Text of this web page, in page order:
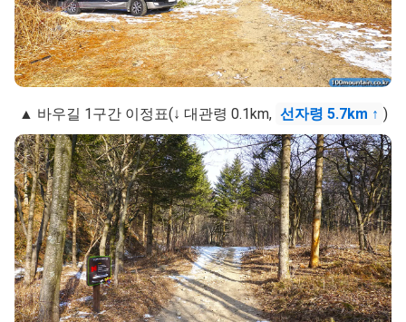
▲ 바우길 1구간 이정표(↓ 대관령 0.1km, 선자령 5.7km ↑ )